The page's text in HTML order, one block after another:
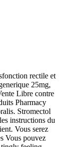
rectile et
25mg,
Libre contre
Pharmacy
Stromectol
instructions du
Vous serez
Vous pouvez